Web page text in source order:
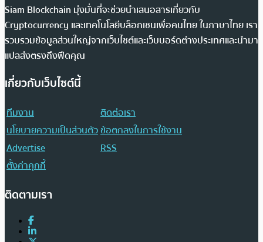
Siam Blockchain มุ่งมั่นที่จะช่วยนำเสนอสารเกี่ยวกับ
Cryptocurrency และเทคโนโลยีบล็อกเชนเพื่อคนไทย ในภาษาไทย เรา
รวบรวมข้อมูลส่วนใหญ่จากเว็บไซต์และเว็บบอร์ดต่างประเทศและนำมา
แปลส่งตรงถึงฟีดคุณ
เกี่ยวกับเว็บไซต์นี้
ทีมงาน
ติดต่อเรา
นโยบายความเป็นส่วนตัวข้อตกลงในการใช้งาน
Advertise
RSS
ตั้งค่าคุกกี้
ติดตามเรา